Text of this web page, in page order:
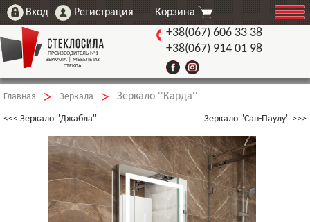
Корзина
ПРОИЗВОДИТЕЛЬ №1
ЗЕРКАЛА | МЕБЕЛЬ ИЗ
СТЕКЛА
+38(067) 606 33 38
+38(067) 914 01 98
Главная ► Зеркала ► Зеркало ''Карда''
<<< Зеркало ''Джабла'' Зеркало ''Сан-Паулу'' >>>